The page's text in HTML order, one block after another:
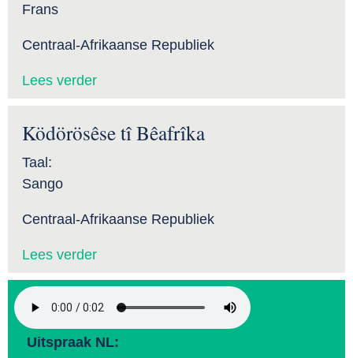
Frans
Centraal-Afrikaanse Republiek
Lees verder
Ködörösêse tî Bêafrîka
Taal:
Sango
Centraal-Afrikaanse Republiek
Lees verder
Uitspraak NL: